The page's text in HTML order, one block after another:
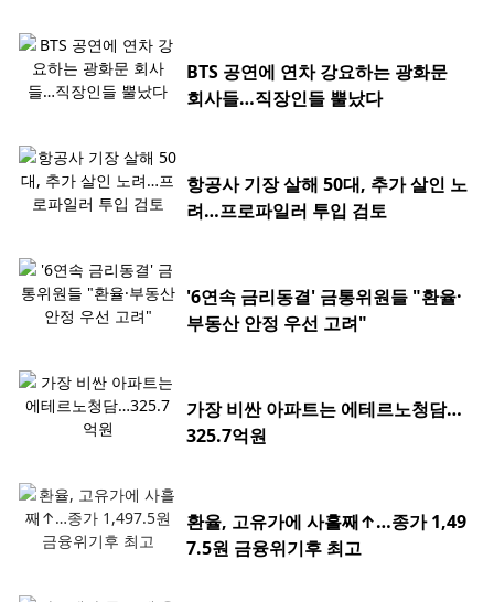
BTS 공연에 연차 강요하는 광화문
회사들…직장인들 뿔났다
항공사 기장 살해 50대, 추가 살인 노
려…프로파일러 투입 검토
'6연속 금리동결' 금통위원들 "환율·
부동산 안정 우선 고려"
가장 비싼 아파트는 에테르노청담…
325.7억원
환율, 고유가에 사흘째↑…종가 1,49
7.5원 금융위기후 최고